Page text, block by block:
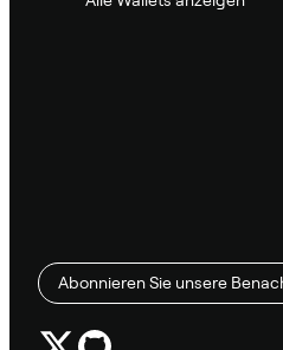
Abonnieren Sie unsere